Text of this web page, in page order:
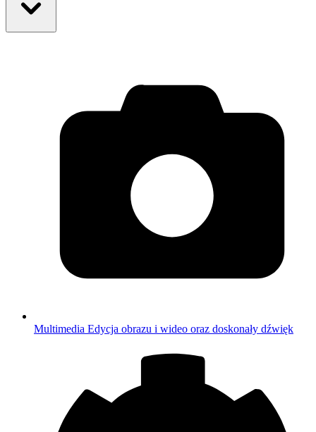
Multimedia Edycja obrazu i wideo oraz doskonały dźwięk